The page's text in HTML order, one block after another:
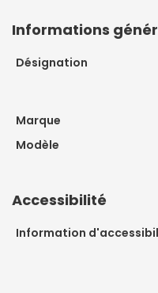
Informations
Désignation
Marque
Modèle
Accessibilité
Information